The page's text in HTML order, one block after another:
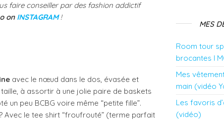
faire conseiller par des fashion addictif
on INSTAGRAM!
avec le nœud dans le dos, évasée et
à assortir à une jolie paire de baskets
un peu BCBG voire même “petite fille”.
Avec le tee shirt “froufrouté” (terme parfait
MES
Room tour
brocantes l
Mes
main (vidéo
Les favoris
(vidéo)